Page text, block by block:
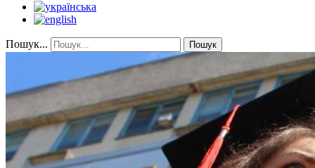
Пошук... Пошук